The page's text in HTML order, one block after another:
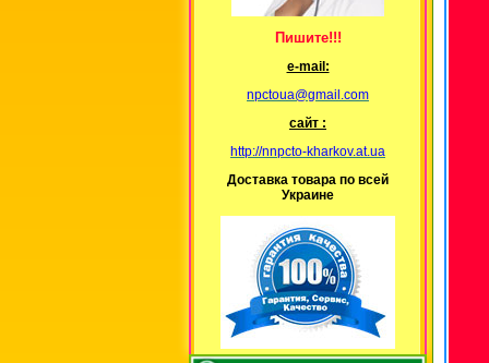
Пишите!!!
е-mail:
npctoua@gmail.com
сайт :
http://nnpcto-kharkov.at.ua
Доставка товара по всей
Украине